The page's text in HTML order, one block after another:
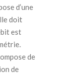
d’une
doit
est
de
de